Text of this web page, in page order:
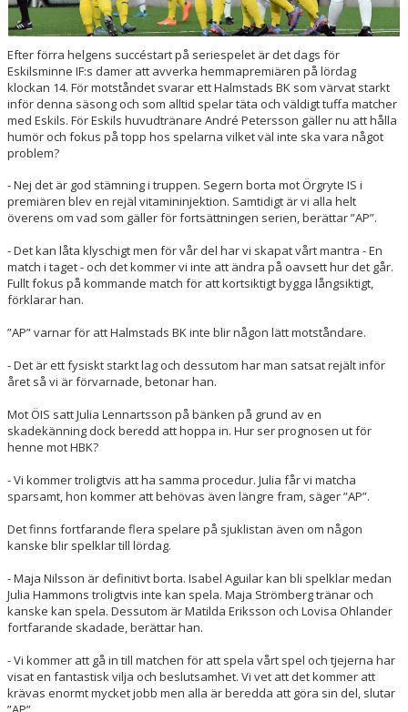
DAM AKADEMI - DIVISION 2
Efter förra helgens succéstart på seriespelet är det dags för
Eskilsminne IF:s damer att avverka hemmapremiären på lördag
klockan 14. För motståndet svarar ett Halmstads BK som värvat starkt
inför denna säsong och som alltid spelar täta och väldigt tuffa matcher
med Eskils. För Eskils huvudtränare André Petersson gäller nu att hålla
humör och fokus på topp hos spelarna vilket väl inte ska vara något
problem?
- Nej det är god stämning i truppen. Segern borta mot Örgryte IS i
premiären blev en rejäl vitamininjektion. Samtidigt är vi alla helt
överens om vad som gäller för fortsättningen serien, berättar ”AP”.
- Det kan låta klyschigt men för vår del har vi skapat vårt mantra - En
match i taget - och det kommer vi inte att ändra på oavsett hur det går.
Fullt fokus på kommande match för att kortsiktigt bygga långsiktigt,
förklarar han.
”AP” varnar för att Halmstads BK inte blir någon lätt motståndare.
- Det är ett fysiskt starkt lag och dessutom har man satsat rejält inför
året så vi är förvarnade, betonar han.
Mot ÖIS satt Julia Lennartsson på bänken på grund av en
skadekänning dock beredd att hoppa in. Hur ser prognosen ut för
henne mot HBK?
- Vi kommer troligtvis att ha samma procedur. Julia får vi matcha
sparsamt, hon kommer att behövas även längre fram, säger ”AP”.
Det finns fortfarande flera spelare på sjuklistan även om någon
kanske blir spelklar till lördag.
- Maja Nilsson är definitivt borta. Isabel Aguilar kan bli spelklar medan
Julia Hammons troligtvis inte kan spela. Maja Strömberg tränar och
kanske kan spela. Dessutom är Matilda Eriksson och Lovisa Ohlander
fortfarande skadade, berättar han.
- Vi kommer att gå in till matchen för att spela vårt spel och tjejerna har
visat en fantastisk vilja och beslutsamhet. Vi vet att det kommer att
krävas enormt mycket jobb men alla är beredda att göra sin del, slutar